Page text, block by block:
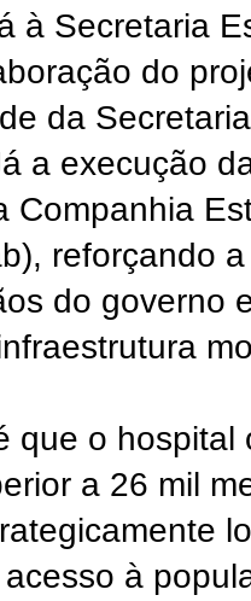
à Secretaria
do
da
a execução
Companhia
reforçando
do governo
que o hospital
a 26 mil
à